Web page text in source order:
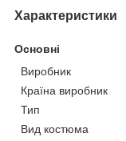
Характеристики
Основні
Виробник
Країна виробник
Тип
Вид костюма